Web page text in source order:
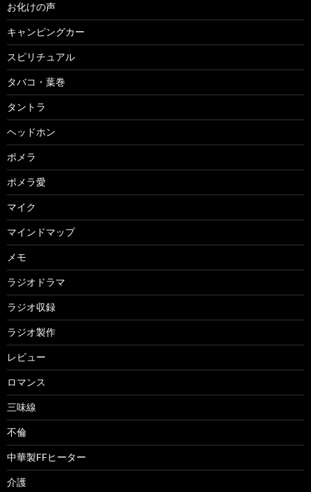
お化けの声
キャンピングカー
スピリチュアル
タバコ・葉巻
タントラ
ヘッドホン
ポメラ
ポメラ愛
マイク
マインドマップ
メモ
ラジオドラマ
ラジオ収録
ラジオ製作
レビュー
ロマンス
三味線
不倫
中華製FFヒーター
介護